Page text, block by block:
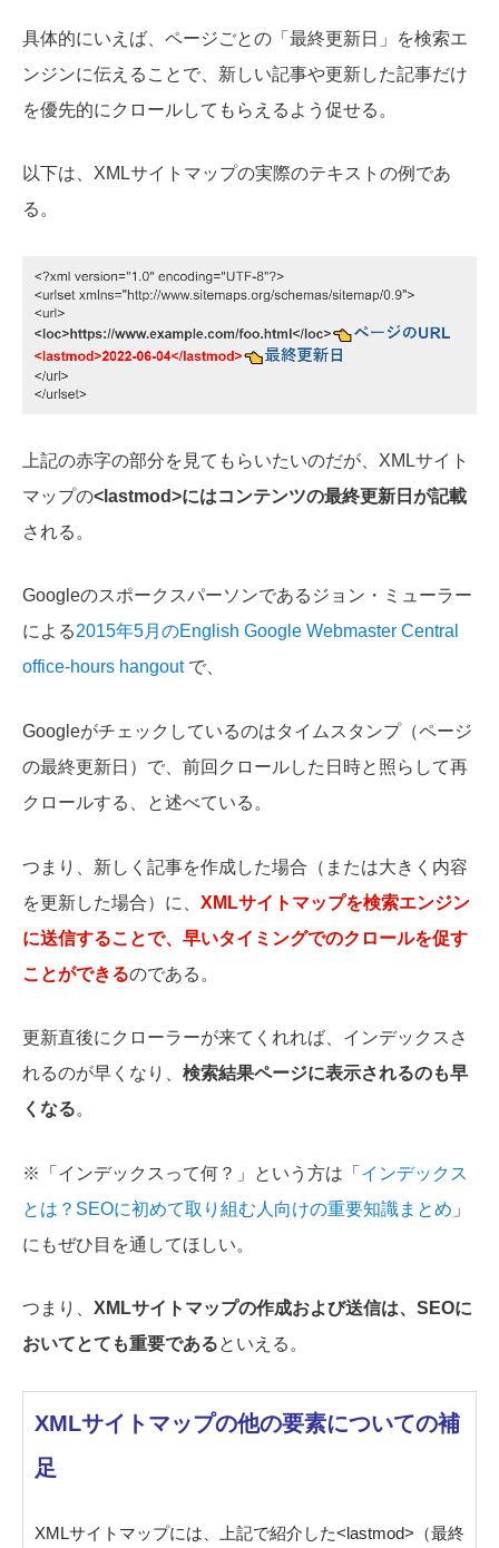
具体的にいえば、ページごとの「最終更新日」を検索エ
ンジンに伝えることで、新しい記事や更新した記事だけ
を優先的にクロールしてもらえるよう促せる。
以下は、XMLサイトマップの実際のテキストの例であ
る。
上記の赤字の部分を見てもらいたいのだが、XMLサイト
マップの<lastmod>にはコンテンツの最終更新日が記載
される。
Googleのスポークスパーソンであるジョン・ミューラー
による2015年5月のEnglish Google Webmaster Central
office-hours hangoutで、
Googleがチェックしているのはタイムスタンプ（ページ
の最終更新日）で、前回クロールした日時と照らして再
クロールする、と述べている。
つまり、新しく記事を作成した場合（または大きく内容
を更新した場合）に、 XMLサイトマップを検索エンジン
に送信することで、早いタイミングでのクロールを促す
ことができるのである。
更新直後にクローラーが来てくれれば、インデックスさ
れるのが早くなり、 検索結果ページに表示されるのも早
くなる。
※「インデックスって何？」という方は「 インデックス
とは？SEOに初めて取り組む人向けの重要知識まとめ 」
にもぜひ目を通してほしい。
つまり、 XMLサイトマップの作成および送信は、SEOに
おいてとても重要であるといえる。
XMLサイトマップの他の要素についての補
足
XMLサイトマップには、上記で紹介した<lastmod>（最終